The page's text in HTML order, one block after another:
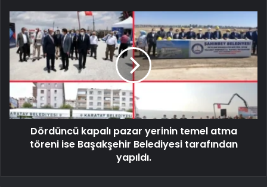
Dördüncü kapalı pazar yerinin temel atma
töreni ise Başakşehir Belediyesi tarafından
yapıldı.